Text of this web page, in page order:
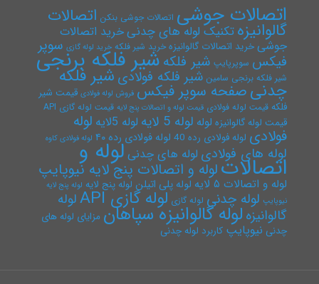
اتصالات جوشی اتصالات جوشی بنکن اتصالات
گالوانیزهتکنیک لوله های چدنیخرید اتصالات
جوشیخرید اتصالات گالوانیزه خرید شیر فلکه خرید لوله گازی سوپر
فیکس سوپرپایپ شیر فلکه شیر فلکه برنجی
شیر فلکه برنجی سامین شیر فلکه فولادی شیر فلکه
چدنیصفحه سوپر فیکس فروش لوله فولادی قیمت شیر
فلکه قیمت لوله فولادی قیمت لوله و اتصالات پنج لایه قیمت لوله گازی API
قیمت لوله گالوانیزه لوله لوله 5 لایه لوله 5لایه لوله
فولادی لوله فولادی رده 40 لوله فولادی رده ۴۰ لوله فولادی کاوه
لوله های فولادی لوله های چدنی لوله و اتصالاتلوله و اتصالات پنج لایه نیوپایپ
لوله و اتصالات ۵ لایه لوله پلی اتیلن لوله پنج لایه لوله پنج لایه
نیوپایپ لوله چدنی لوله گازی لوله گازی API لوله
گالوانیزه لوله گالوانیزه سپاهان مزایای لوله های
چدنی نیوپایپ کاربرد لوله چدنی